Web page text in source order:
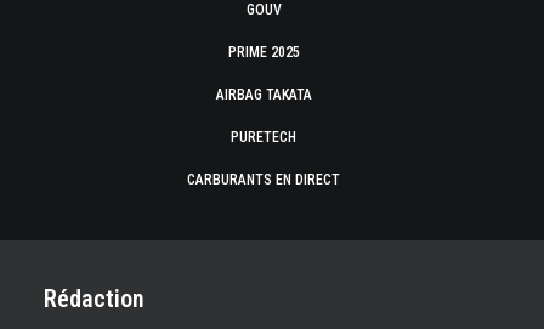
GOUV
PRIME 2025
AIRBAG TAKATA
PURETECH
CARBURANTS EN DIRECT
Rédaction